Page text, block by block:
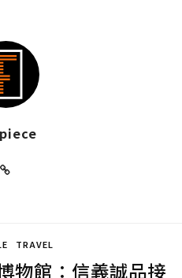
TRAVEL
物館：信義誠品接